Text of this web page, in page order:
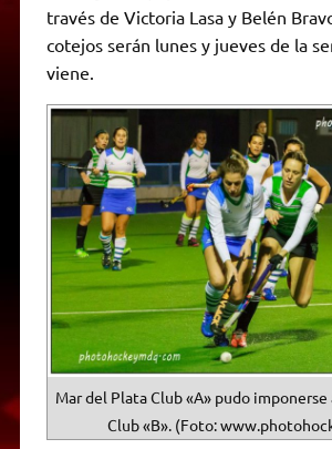
p
m
k
e
k
i
n
y
través de Victoria Lasa y Belén
cotejos serán lunes y jueves de la
viene.
Mar del Plata Club «A» pudo
Club «B». (Foto: